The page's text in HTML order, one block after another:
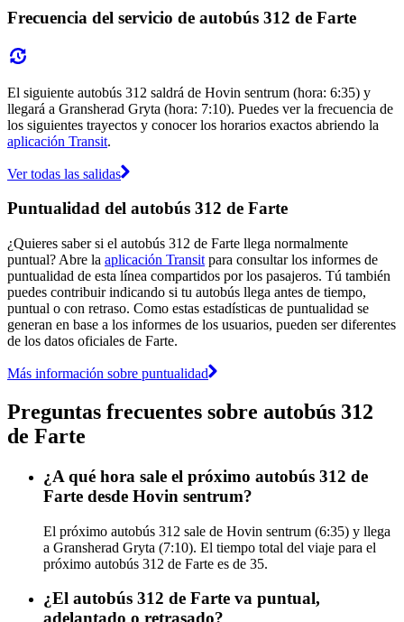
Frecuencia del servicio de autobús 312 de Farte
El siguiente autobús 312 saldrá de Hovin sentrum (hora: 6:35) y
llegará a Gransherad Gryta (hora: 7:10). Puedes ver la frecuencia de
los siguientes trayectos y conocer los horarios exactos abriendo la
aplicación Transit.
Ver todas las salidas
Puntualidad del autobús 312 de Farte
¿Quieres saber si el autobús 312 de Farte llega normalmente
puntual? Abre la aplicación Transit para consultar los informes de
puntualidad de esta línea compartidos por los pasajeros. Tú también
puedes contribuir indicando si tu autobús llega antes de tiempo,
puntual o con retraso. Como estas estadísticas de puntualidad se
generan en base a los informes de los usuarios, pueden ser diferentes
de los datos oficiales de Farte.
Más información sobre puntualidad
Preguntas frecuentes sobre autobús 312
de Farte
¿A qué hora sale el próximo autobús 312 de
Farte desde Hovin sentrum?
El próximo autobús 312 sale de Hovin sentrum (6:35) y llega
a Gransherad Gryta (7:10). El tiempo total del viaje para el
próximo autobús 312 de Farte es de 35.
¿El autobús 312 de Farte va puntual,
adelantado o retrasado?